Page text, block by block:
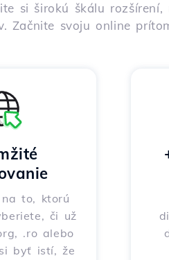
si širokú škálu
Začnite svoju online
to, ktorú
či už
.ro alebo
byť istí, že